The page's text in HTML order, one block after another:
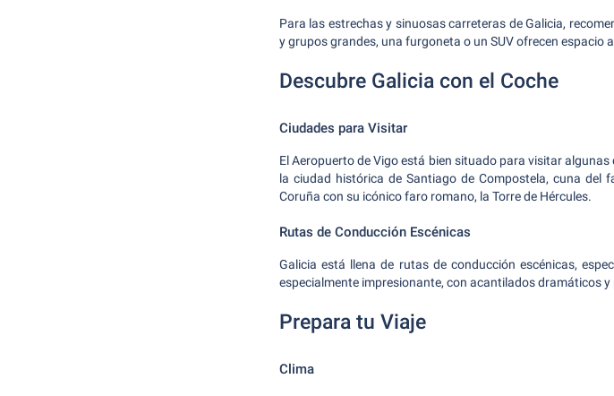
Para las estrechas y sinuosas carreteras de Galicia,
y grupos grandes, una furgoneta o un SUV ofrecen espacio
Descubre Galicia con el Coche
Ciudades para Visitar
El Aeropuerto de Vigo está bien situado para visitar
la ciudad histórica de Santiago de Compostela, cuna
Coruña con su icónico faro romano, la Torre de Hércules.
Rutas de Conducción Escénicas
Galicia está llena de rutas de conducción escénicas,
especialmente impresionante, con acantilados dramáticos
Prepara tu Viaje
Clima